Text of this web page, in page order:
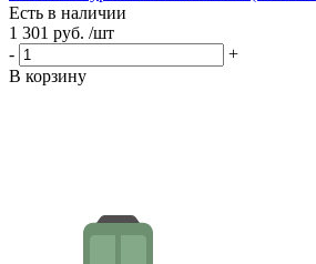
Есть в наличии
1 301 руб. /шт
-
+
В корзину